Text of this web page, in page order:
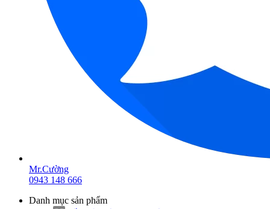
Mr.Cường
0943 148 666
Danh mục sản phẩm